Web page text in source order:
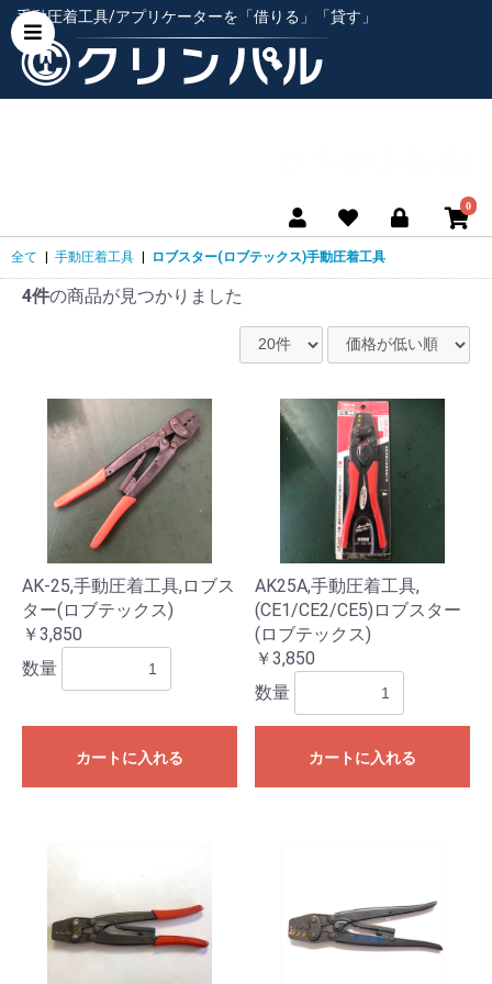
手動圧着工具/アプリケーターを「借りる」「貸す」
0
全て 手動圧着工具 ロブスター(ロブテックス)手動圧着工具
4件の商品が見つかりました
AK-25,手動圧着工具,ロブス
ター(ロブテックス)
￥3,850
数量
カートに入れる
AK25A,手動圧着工具,
(CE1/CE2/CE5)ロブスター
(ロブテックス)
￥3,850
数量
カートに入れる
お買い物を続ける カートへ進む